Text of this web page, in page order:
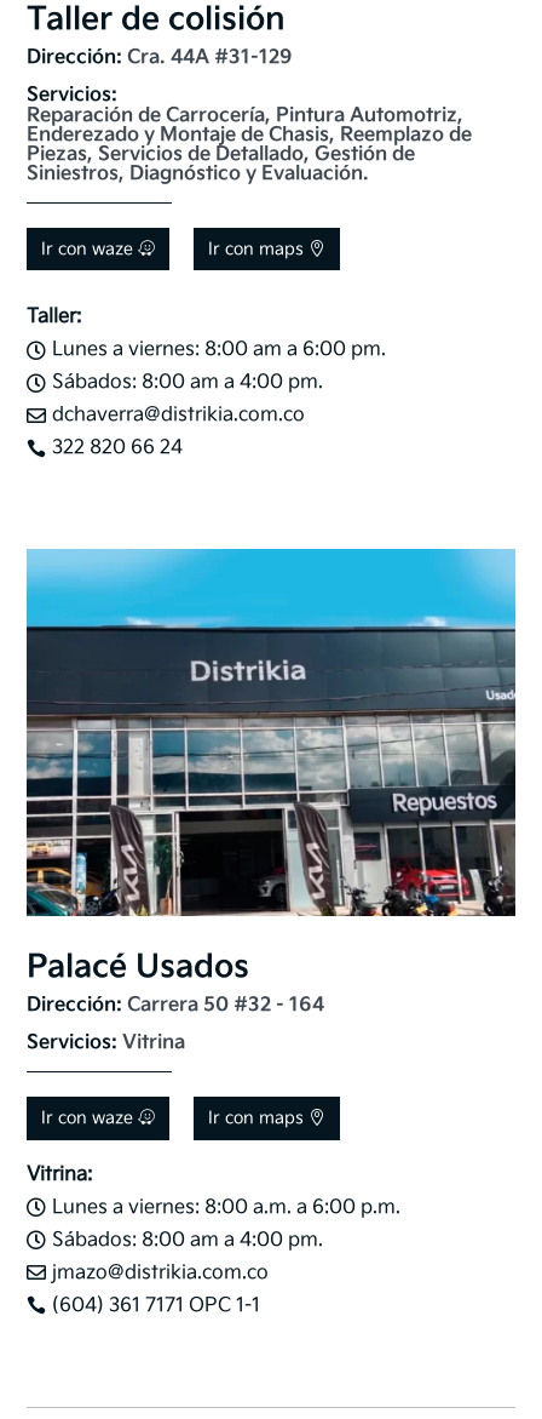
Taller de colisión
Dirección: Cra. 44A #31-129
Servicios:
Reparación de Carrocería, Pintura Automotriz,
Enderezado y Montaje de Chasis, Reemplazo de
Piezas, Servicios de Detallado, Gestión de
Siniestros, Diagnóstico y Evaluación.
Ir con waze Ir con maps
Taller:
 Lunes a viernes: 8:00 am a 6:00 pm.
 Sábados: 8:00 am a 4:00 pm.
 dchaverra@distrikia.com.co
 322 820 66 24
Palacé Usados
Dirección: Carrera 50 #32 - 164
Servicios: Vitrina
Ir con waze Ir con maps
Vitrina:
 Lunes a viernes: 8:00 a.m. a 6:00 p.m.
 Sábados: 8:00 am a 4:00 pm.
 jmazo@distrikia.com.co
 (604) 361 7171 OPC 1-1